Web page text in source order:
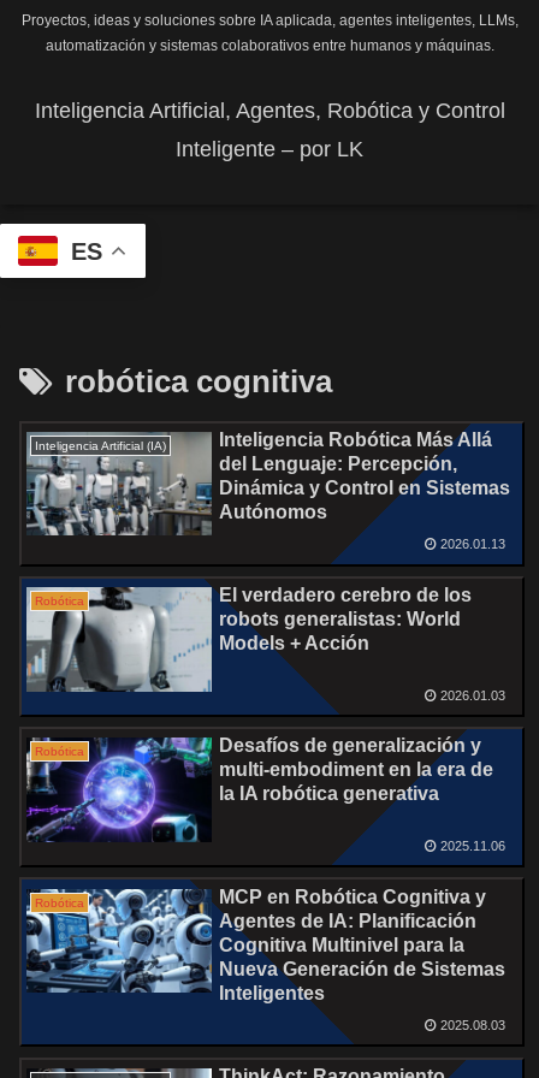
Proyectos, ideas y soluciones sobre IA aplicada, agentes inteligentes, LLMs,
automatización y sistemas colaborativos entre humanos y máquinas.
Inteligencia Artificial, Agentes, Robótica y Control
Inteligente – por LK
ES
robótica cognitiva
Inteligencia Artificial (IA)
Inteligencia Robótica Más Allá
del Lenguaje: Percepción,
Dinámica y Control en Sistemas
Autónomos
2026.01.13
Robótica
El verdadero cerebro de los
robots generalistas: World
Models + Acción
2026.01.03
Robótica
Desafíos de generalización y
multi-embodiment en la era de
la IA robótica generativa
2025.11.06
Robótica
MCP en Robótica Cognitiva y
Agentes de IA: Planificación
Cognitiva Multinivel para la
Nueva Generación de Sistemas
Inteligentes
2025.08.03